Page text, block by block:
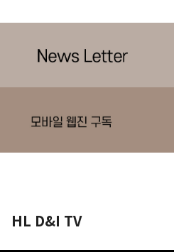
HL D&I TV